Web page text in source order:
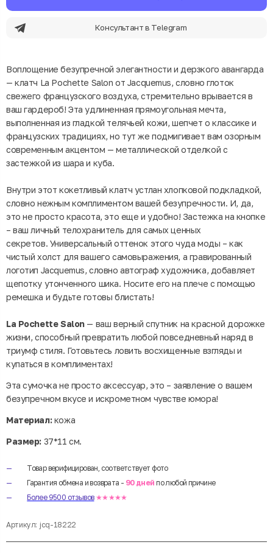
Консультант в Telegram
Воплощение безупречной элегантности и дерзкого авангарда
— клатч La Pochette Salon от Jacquemus, словно глоток
свежего французского воздуха, стремительно врывается в
ваш гардероб! Эта удлиненная прямоугольная мечта,
выполненная из гладкой телячьей кожи, шепчет о классике и
французских традициях, но тут же подмигивает вам озорным
современным акцентом — металлической отделкой с
застежкой из шара и куба.
Внутри этот кокетливый клатч устлан хлопковой подкладкой,
словно нежным комплиментом вашей безупречности. И, да,
это не просто красота, это еще и удобно! Застежка на кнопке
– ваш личный телохранитель для самых ценных
секретов. Универсальный оттенок этого чуда моды – как
чистый холст для вашего самовыражения, а гравированный
логотип Jacquemus, словно автограф художника, добавляет
щепотку утонченного шика. Носите его на плече с помощью
ремешка и будьте готовы блистать!
La Pochette Salon— ваш верный спутник на красной дорожке
жизни, способный превратить любой повседневный наряд в
триумф стиля. Готовьтесь ловить восхищенные взгляды и
купаться в комплиментах!
Эта сумочка не просто аксессуар, это – заявление о вашем
безупречном вкусе и искрометном чувстве юмора!
Материал:кожа
Размер: 37*11 см.
Товар верифицирован, соответствует фото
Гарантия обмена и возврата - 90 дней по любой причине
Более 9500 отзывов ★★★★★
Артикул: jcq-18222